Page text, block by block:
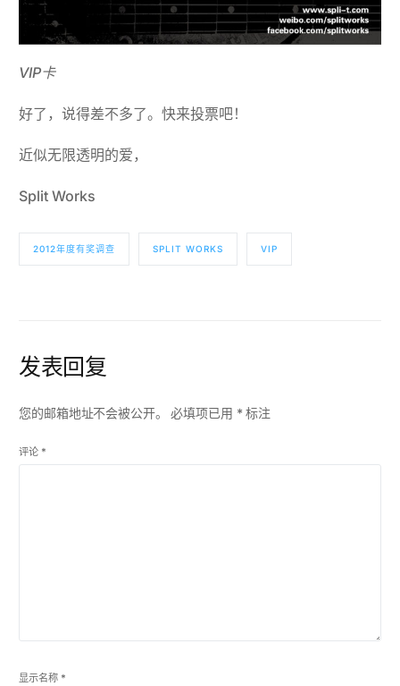
VIP卡
好了，说得差不多了。快来投票吧！
近似无限透明的爱，
Split Works
2012年度有奖调查 SPLIT WORKS VIP
发表回复
您的邮箱地址不会被公开。 必填项已用 *标注
评论 *
显示名称 *